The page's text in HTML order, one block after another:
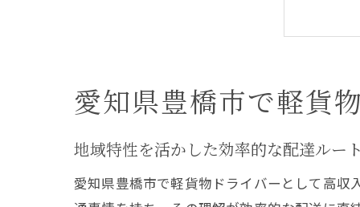
即
愛知県豊橋市で軽貨
地域特性を活かした効率的な配達ルー
愛知県豊橋市で軽貨物ドライバーとして高